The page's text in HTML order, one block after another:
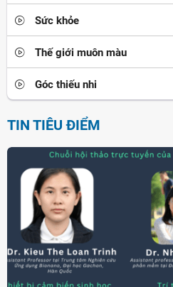
Sức khỏe
Thế giới muôn màu
Góc thiếu nhi
TIN TIÊU ĐIỂM